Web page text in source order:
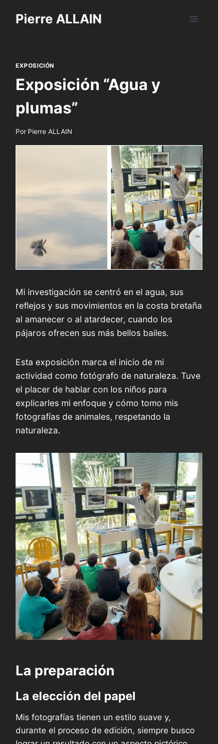
Pierre ALLAIN
EXPOSICIÓN
Exposición “Agua y
plumas”
Por Pierre ALLAIN
Mi investigación se centró en el agua, sus
reflejos y sus movimientos en la costa bretaña
al amanecer o al atardecer, cuando los
pájaros ofrecen sus más bellos bailes.
Esta exposición marca el inicio de mi
actividad como fotógrafo de naturaleza. Tuve
el placer de hablar con los niños para
explicarles mi enfoque y cómo tomo mis
fotografías de animales, respetando la
naturaleza.
La preparación
La elección del papel
Mis fotografías tienen un estilo suave y,
durante el proceso de edición, siempre busco